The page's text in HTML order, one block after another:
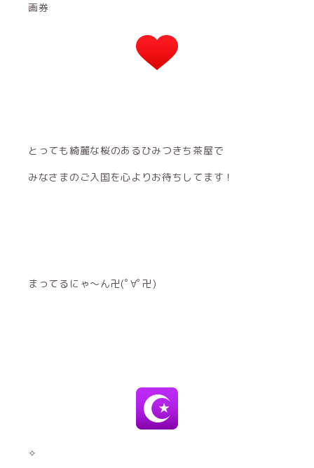
画券
とっても綺麗な桜のあるひみつきち茶屋で
みなさまのご入国を心よりお待ちしてます！
まってるにゃ〜ん卍(ﾟ∀ﾟ卍)
✧